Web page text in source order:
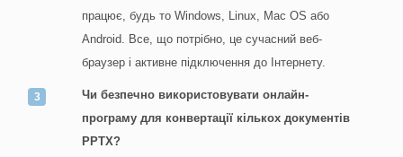
працює, будь то Windows, Linux, Mac OS або
Android. Все, що потрібно, це сучасний веб-
браузер і активне підключення до Інтернету.
Чи безпечно використовувати онлайн-
програму для конвертації кількох документів
PPTX?